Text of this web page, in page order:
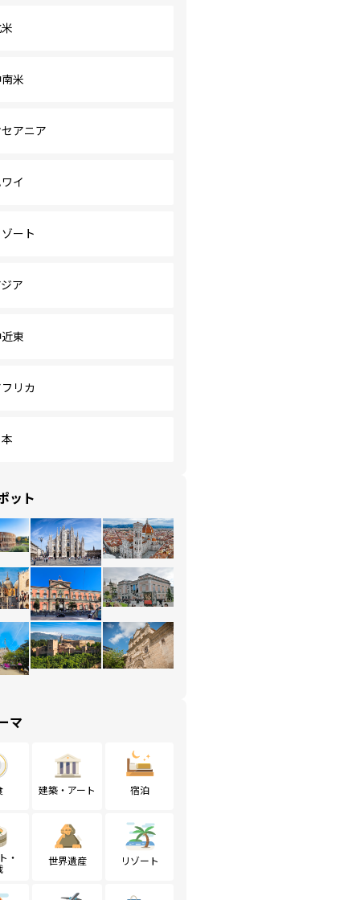
米
アニア
イ
ート
ア
東
リカ
ット
マ
建築・アート 宿泊
・
世界遺産 リゾート